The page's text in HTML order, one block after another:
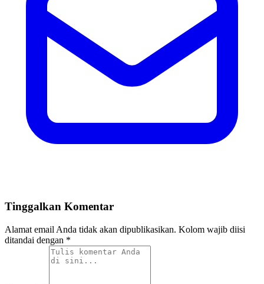
Tinggalkan Komentar
Alamat email Anda tidak akan dipublikasikan. Kolom wajib diisi
ditandai dengan *